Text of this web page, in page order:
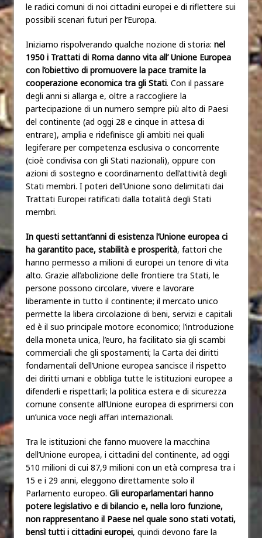
le radici comuni di noi cittadini europei e di riflettere sui
possibili scenari futuri per l’Europa.
Iniziamo rispolverando qualche nozione di storia: nel
1950 i Trattati di Roma danno vita all’ Unione Europea
con l’obiettivo di promuovere la pace tramite la
cooperazione economica tra gli Stati. Con il passare
degli anni si allarga e, oltre a raccogliere la
partecipazione di un numero sempre più alto di Paesi
del continente (ad oggi 28 e cinque in attesa di
entrare), amplia e ridefinisce gli ambiti nei quali
legiferare per competenza esclusiva o concorrente
(cioè condivisa con gli Stati nazionali), oppure con
azioni di sostegno e coordinamento dell’attività degli
Stati membri. I poteri dell’Unione sono delimitati dai
Trattati Europei ratificati dalla totalità degli Stati
membri.
In questi settant’anni di esistenza l’Unione europea ci
ha garantito pace, stabilità e prosperità, fattori che
hanno permesso a milioni di europei un tenore di vita
alto. Grazie all’abolizione delle frontiere tra Stati, le
persone possono circolare, vivere e lavorare
liberamente in tutto il continente; il mercato unico
permette la libera circolazione di beni, servizi e capitali
ed è il suo principale motore economico; l’introduzione
della moneta unica, l’euro, ha facilitato sia gli scambi
commerciali che gli spostamenti; la Carta dei diritti
fondamentali dell’Unione europea sancisce il rispetto
dei diritti umani e obbliga tutte le istituzioni europee a
difenderli e rispettarli; la politica estera e di sicurezza
comune consente all’Unione europea di esprimersi con
un’unica voce negli affari internazionali.
Tra le istituzioni che fanno muovere la macchina
dell’Unione europea, i cittadini del continente, ad oggi
510 milioni di cui 87,9 milioni con un età compresa tra i
15 e i 29 anni, eleggono direttamente solo il
Parlamento europeo. Gli europarlamentari hanno
potere legislativo e di bilancio e, nella loro funzione,
non rappresentano il Paese nel quale sono stati votati,
bensì tutti i cittadini europei, quindi devono fare la